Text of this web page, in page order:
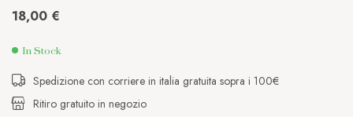
18,00 €
In Stock
Spedizione con corriere in italia gratuita sopra i 100€
Ritiro gratuito in negozio